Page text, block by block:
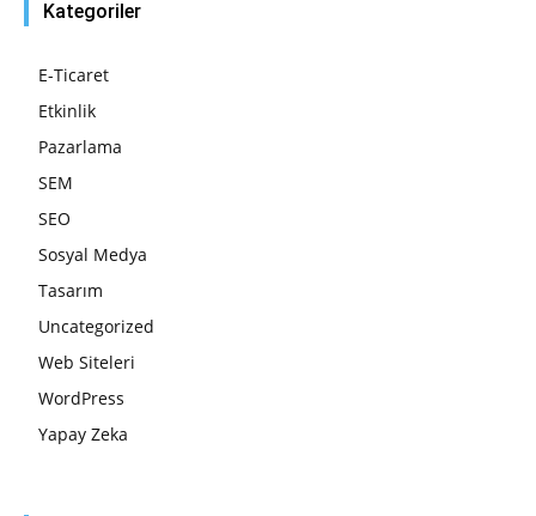
Kategoriler
E-Ticaret
Etkinlik
Pazarlama
SEM
SEO
Sosyal Medya
Tasarım
Uncategorized
Web Siteleri
WordPress
Yapay Zeka